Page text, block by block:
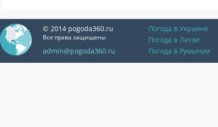
© 2014 pogoda360.ru
Все права защищены
admin@pogoda360.ru
Погода в Украине
Погода в Литве
Погода в Румынии